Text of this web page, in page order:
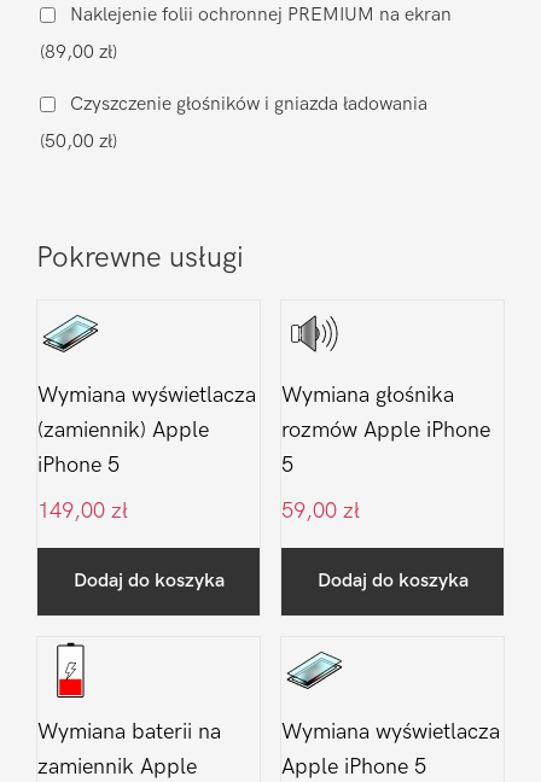
Apple
iPhone
5
Naklejenie folii ochronnej PREMIUM na ekran
(89,00 zł)
Czyszczenie głośników i gniazda ładowania
(50,00 zł)
Pokrewne usługi
Wymiana wyświetlacza
(zamiennik) Apple
iPhone 5
149,00 zł
Dodaj do koszyka
Wymiana głośnika
rozmów Apple iPhone
5
59,00 zł
Dodaj do koszyka
Wymiana baterii na
zamiennik Apple
Wymiana wyświetlacza
Apple iPhone 5